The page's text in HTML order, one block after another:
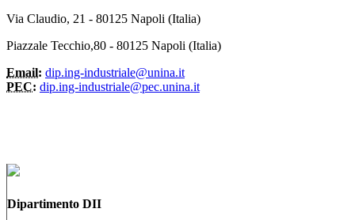
Via Claudio, 21 - 80125 Napoli (Italia)
Piazzale Tecchio,80 - 80125 Napoli (Italia)
Email: dip.ing-industriale@unina.it
PEC: dip.ing-industriale@pec.unina.it
Dipartimento DII